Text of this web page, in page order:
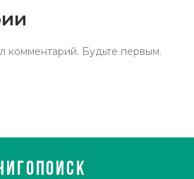
комментарий. Будьте первым.